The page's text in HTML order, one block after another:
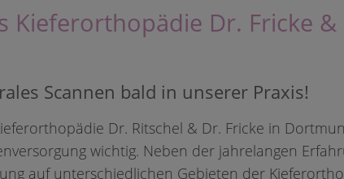
City
BUCHUNGHINWEIS
Beratungstermin:
Kieferorthopädie Dr. Fricke
Scannen bald in unserer Praxis!
Dr. Ritschel & Dr. Fricke in
wichtig. Neben der jahrelangen
auf unterschiedlichen Gebieten der